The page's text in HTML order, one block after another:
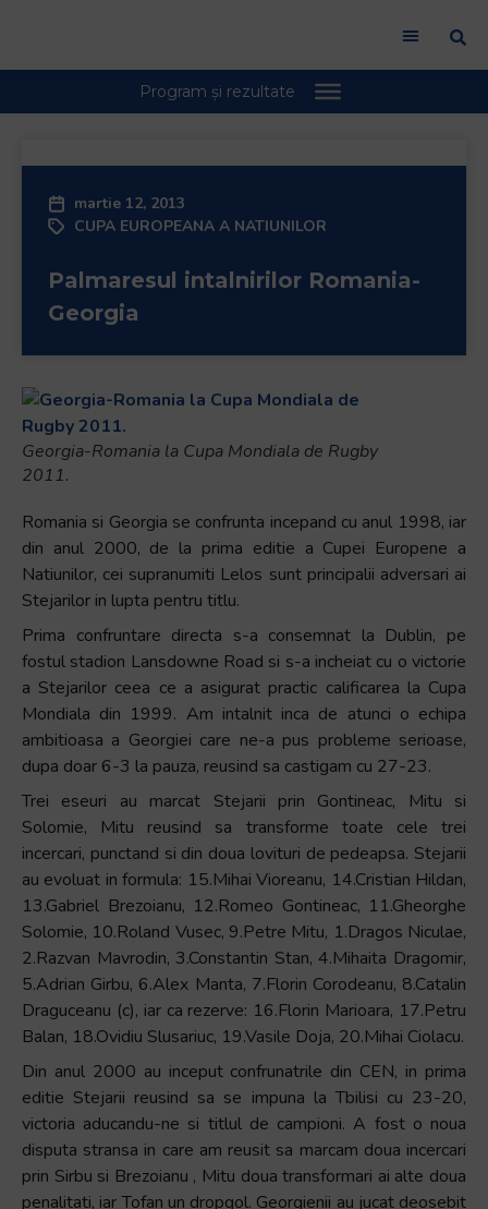
martie 12, 2013
CUPA EUROPEANA A NATIUNILOR
Palmaresul intalnirilor Romania-
Georgia
Georgia-Romania la Cupa Mondiala de Rugby
2011.
Romania si Georgia se confrunta incepand cu anul 1998, iar
din anul 2000, de la prima editie a Cupei Europene a
Natiunilor, cei supranumiti Lelos sunt principalii adversari ai
Stejarilor in lupta pentru titlu.
Prima confruntare directa s-a consemnat la Dublin, pe
fostul stadion Lansdowne Road si s-a incheiat cu o victorie
a Stejarilor ceea ce a asigurat practic calificarea la Cupa
Mondiala din 1999. Am intalnit inca de atunci o echipa
ambitioasa a Georgiei care ne-a pus probleme serioase,
dupa doar 6-3 la pauza, reusind sa castigam cu 27-23.
Trei eseuri au marcat Stejarii prin Gontineac, Mitu si
Solomie, Mitu reusind sa transforme toate cele trei
incercari, punctand si din doua lovituri de pedeapsa. Stejarii
au evoluat in formula: 15.Mihai Vioreanu, 14.Cristian Hildan,
13.Gabriel Brezoianu, 12.Romeo Gontineac, 11.Gheorghe
Solomie, 10.Roland Vusec, 9.Petre Mitu, 1.Dragos Niculae,
2.Razvan Mavrodin, 3.Constantin Stan, 4.Mihaita Dragomir,
5.Adrian Girbu, 6.Alex Manta, 7.Florin Corodeanu, 8.Catalin
Draguceanu (c), iar ca rezerve: 16.Florin Marioara, 17.Petru
Balan, 18.Ovidiu Slusariuc, 19.Vasile Doja, 20.Mihai Ciolacu.
Din anul 2000 au inceput confrunatrile din CEN, in prima
editie Stejarii reusind sa se impuna la Tbilisi cu 23-20,
victoria aducandu-ne si titlul de campioni. A fost o noua
disputa stransa in care am reusit sa marcam doua incercari
prin Sirbu si Brezoianu , Mitu doua transformari ai alte doua
penalitati, iar Tofan un dropgol. Georgienii au jucat deosebit